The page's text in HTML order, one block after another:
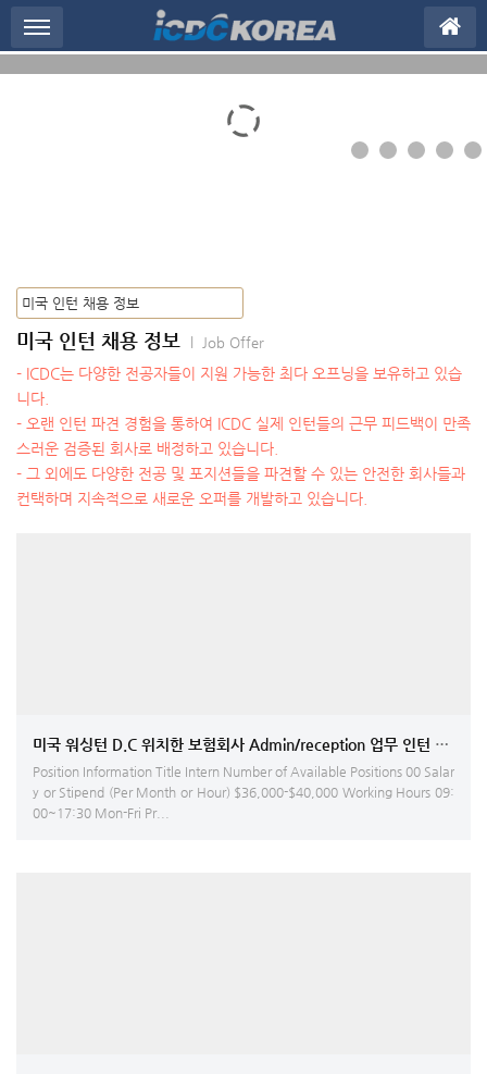
미국 인턴 채용 정보 l Job Offer
- ICDC는 다양한 전공자들이 지원 가능한 최다 오프닝을 보유하고 있습
니다.
- 오랜 인턴 파견 경험을 통하여 ICDC 실제 인턴들의 근무 피드백이 만족
스러운 검증된 회사로 배정하고 있습니다.
- 그 외에도 다양한 전공 및 포지션들을 파견할 수 있는 안전한 회사들과
컨택하며 지속적으로 새로운 오퍼를 개발하고 있습니다.
미국 워싱턴 D.C 위치한 보험회사 Admin/reception 업무 인턴 모집
Position Information Title Intern Number of Available Positions 00 Salar
y or Stipend (Per Month or Hour) $36,000-$40,000 Working Hours 09:
00~17:30 Mon-Fri Pr...